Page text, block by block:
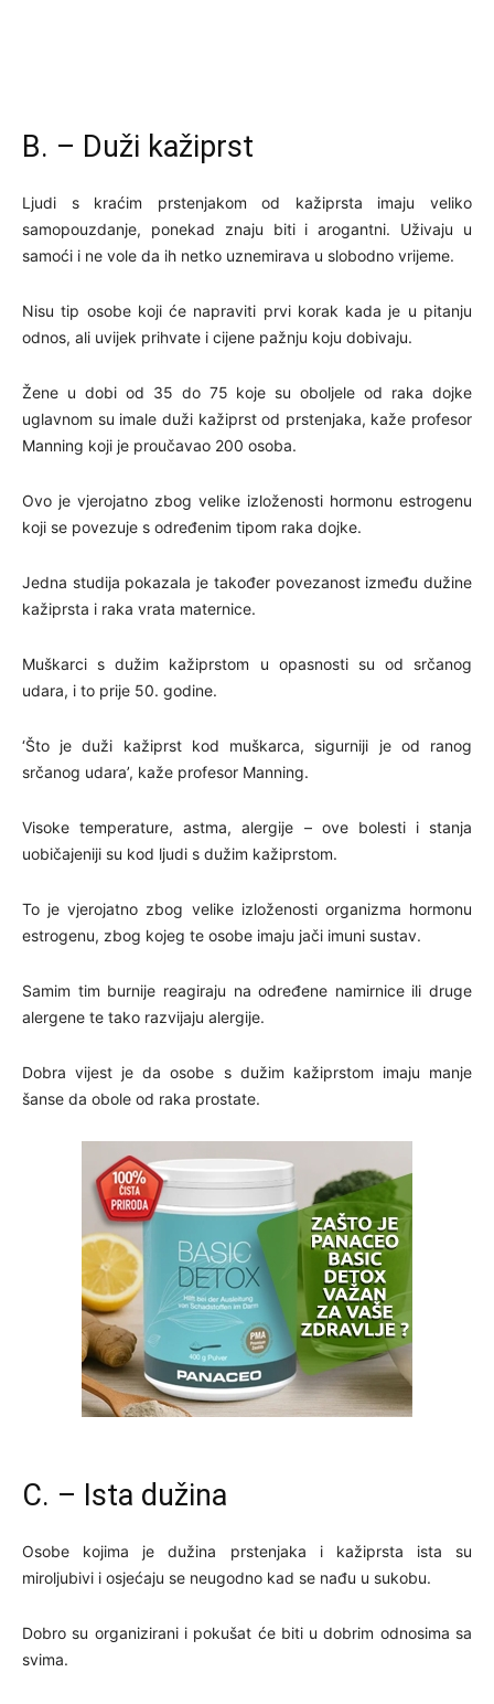
B. – Duži kažiprst
Ljudi s kraćim prstenjakom od kažiprsta imaju veliko
samopouzdanje, ponekad znaju biti i arogantni. Uživaju u
samoći i ne vole da ih netko uznemirava u slobodno vrijeme.
Nisu tip osobe koji će napraviti prvi korak kada je u pitanju
odnos, ali uvijek prihvate i cijene pažnju koju dobivaju.
Žene u dobi od 35 do 75 koje su oboljele od raka dojke
uglavnom su imale duži kažiprst od prstenjaka, kaže profesor
Manning koji je proučavao 200 osoba.
Ovo je vjerojatno zbog velike izloženosti hormonu estrogenu
koji se povezuje s određenim tipom raka dojke.
Jedna studija pokazala je također povezanost između dužine
kažiprsta i raka vrata maternice.
Muškarci s dužim kažiprstom u opasnosti su od srčanog
udara, i to prije 50. godine.
‘Što je duži kažiprst kod muškarca, sigurniji je od ranog
srčanog udara’, kaže profesor Manning.
Visoke temperature, astma, alergije – ove bolesti i stanja
uobičajeniji su kod ljudi s dužim kažiprstom.
To je vjerojatno zbog velike izloženosti organizma hormonu
estrogenu, zbog kojeg te osobe imaju jači imuni sustav.
Samim tim burnije reagiraju na određene namirnice ili druge
alergene te tako razvijaju alergije.
Dobra vijest je da osobe s dužim kažiprstom imaju manje
šanse da obole od raka prostate.
C. – Ista dužina
Osobe kojima je dužina prstenjaka i kažiprsta ista su
miroljubivi i osjećaju se neugodno kad se nađu u sukobu.
Dobro su organizirani i pokušat će biti u dobrim odnosima sa
svima.